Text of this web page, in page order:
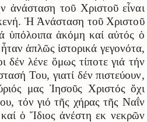
τοῦ Χριστοῦ εἶναι
Ἡ Ἀνάσταση τοῦ Χριστοῦ
ὑπόλοιπα ἀκόμη καί αὐτός ὁ
ἁπλῶς ἱστορικά γεγονότα,
λένε ὅμως τίποτε γιά τήν
Του, γιατί δέν πιστεύουν,
μας Ἰησοῦς Χριστός ὄχι
τόν γιό τῆς χήρας τῆς Ναΐν
ὁ Ἴδιος ἀνέστη εκ νεκρῶν